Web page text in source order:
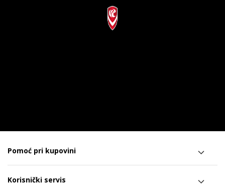
Pomoć pri kupovini
Korisnički servis